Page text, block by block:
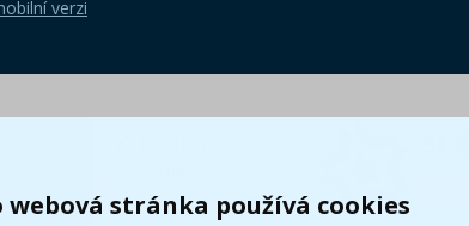
webová stránka používá cookies
verzi